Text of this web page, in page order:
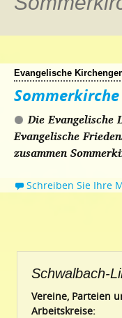
Evangelische
Sommerkirche
Die Evangelische
Evangelische
zusammen
Schreiben Sie Ihre
Schwalbach-
Vereine, Parteien
Arbeitskreise: